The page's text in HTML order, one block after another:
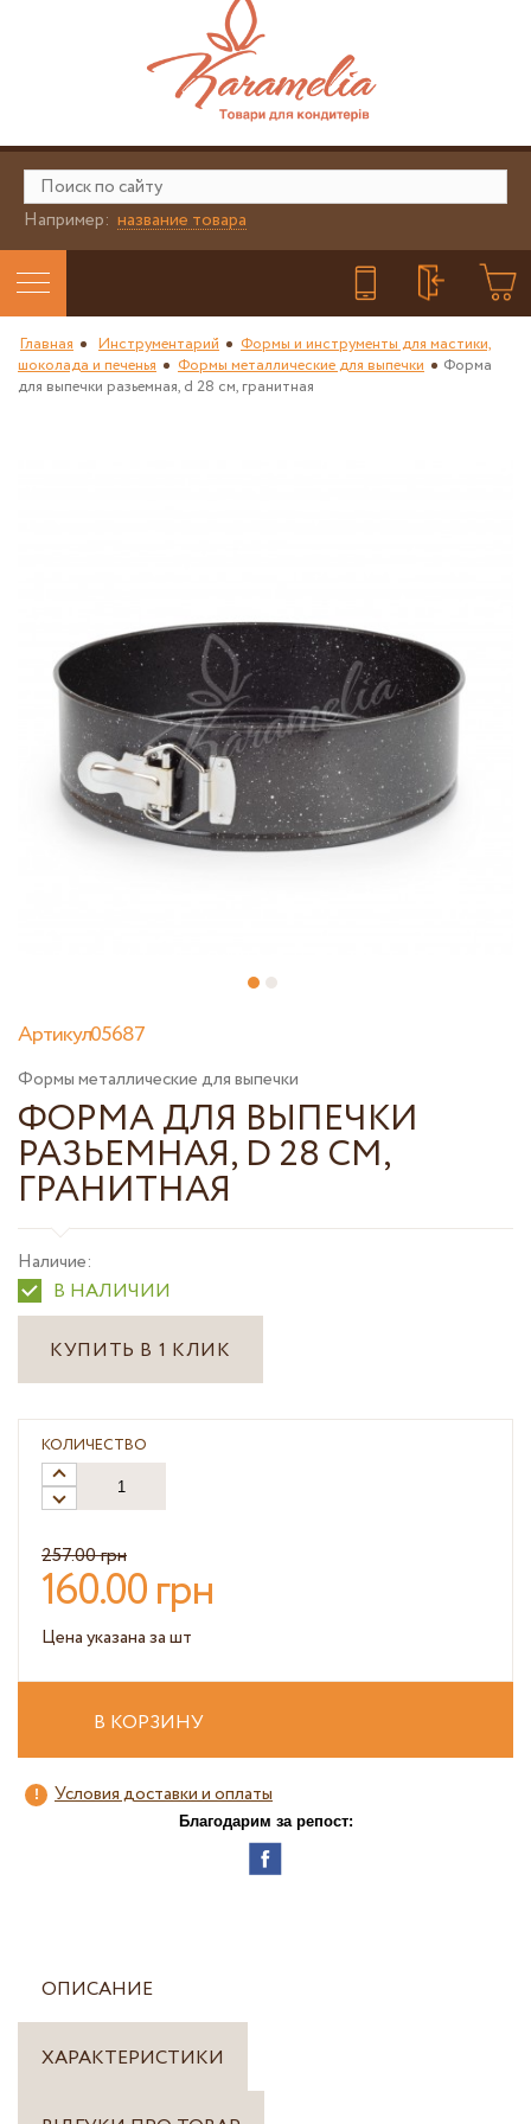
Например: название товара
Главная Инструментарий
Формы и инструменты для мастики,
шоколада и печенья
Формы металлические для выпечки
Форма
для выпечки разьемная, d 28 см, гранитная
Артикул05687
Формы металлические для выпечки
ФОРМА ДЛЯ ВЫПЕЧКИ
РАЗЬЕМНАЯ, D 28 СМ,
ГРАНИТНАЯ
Наличие:
В НАЛИЧИИ
КУПИТЬ В 1 КЛИК
КОЛИЧЕСТВО
257.00 грн
160.00 грн
Цена указана за шт
В КОРЗИНУ
Условия доставки и оплаты
Благодарим за репост:
ОПИСАНИЕ
ХАРАКТЕРИСТИКИ